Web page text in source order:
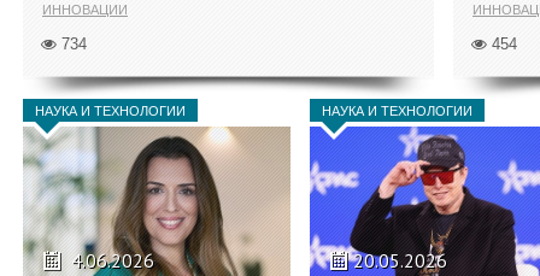
ИННОВАЦИИ
734 454
НАУКА И ТЕХНОЛОГИИ
4.06.2026
НАУКА И ТЕХНОЛОГИИ
20.05.2026